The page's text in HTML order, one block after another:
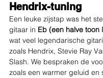
Hendrix-tuning
Een leuke zijstap was het
gitaar in Eb (een halve toon
wat veel legendarische
zoals Hendrix, Stevie Ray
Slash. We bespraken de
zoals een warmer geluid en